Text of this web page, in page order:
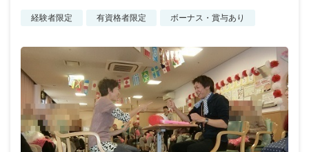
経験者限定 有資格者限定 ボーナス・賞与あり